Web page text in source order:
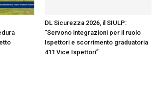
DL Sicurezza 2026, il SIULP:
“Servono integrazioni per il ruolo
Ispettori e scorrimento graduatoria
411 Vice Ispettori”